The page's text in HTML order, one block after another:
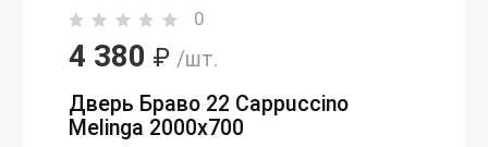
0
4 380 ₽ /шт.
Дверь Браво 22 Cappuccino
Melinga 2000х700